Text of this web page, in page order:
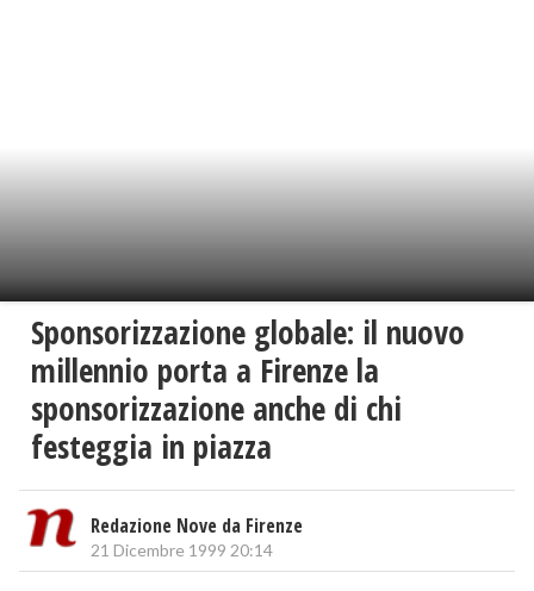
Sponsorizzazione globale: il nuovo
millennio porta a Firenze la
sponsorizzazione anche di chi
festeggia in piazza
Redazione Nove da Firenze
21 Dicembre 1999 20:14